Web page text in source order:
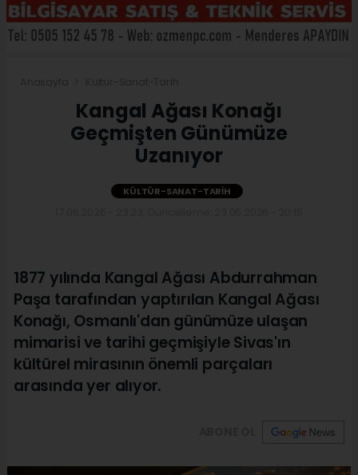
Kangal Ağası Konağı
Geçmişten Günümüze
Uzanıyor
KÜLTÜR-SANAT-TARIH
1877 yılında Kangal Ağası Abdurrahman
Paşa tarafından yaptırılan Kangal Ağası
Konağı, Osmanlı'dan günümüze ulaşan
mimarisi ve tarihi geçmişiyle Sivas'ın
kültürel mirasının önemli parçaları
arasında yer alıyor.